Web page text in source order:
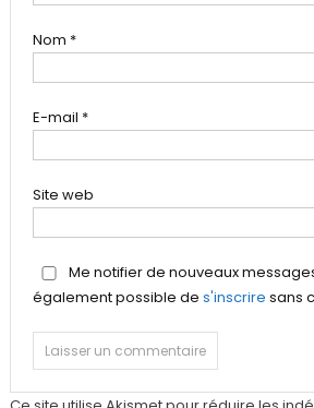
Nom *
E-mail *
Site web
Me notifier de nouveaux
également possible de s'inscrire sans